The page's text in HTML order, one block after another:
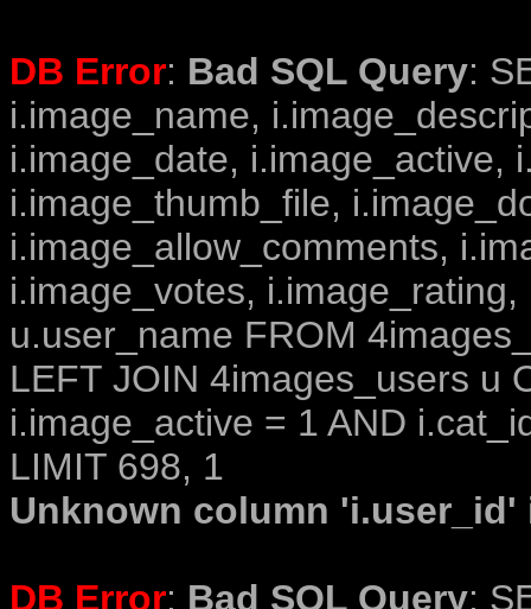
DB Error: Bad SQL Query:
i.image_name,
i.image_date, i.image_active,
i.image_thumb_file,
i.image_allow_comments,
i.image_votes,
u.user_name FROM
LEFT JOIN 4images_users u
i.image_active = 1 AND
LIMIT 698, 1
Unknown column
DB Error: Bad SQL Query: